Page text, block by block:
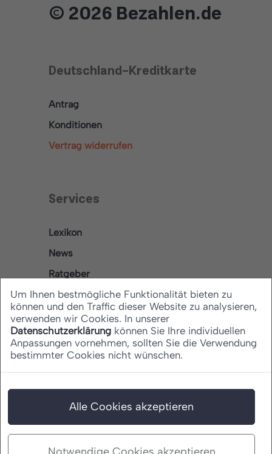
© 2026 Bezahlen.de
Deutschland-Kreditkarte
Antrag
Konditionen
Vertrag widerrufen
Services
Lexikon
News
Ratgeber
Rechtliches
Datenschutz
Impressum
Um Ihnen bestmögliche Funktionalität bieten zu
können und den Traffic dieser Website zu analysieren,
verwenden wir Cookies. In unserer
Datenschutzerklärung können Sie Ihre individuellen
Anpassungen vornehmen, sollten Sie die Verwendung
bestimmter Cookies nicht wünschen.
Alle Cookies akzeptieren